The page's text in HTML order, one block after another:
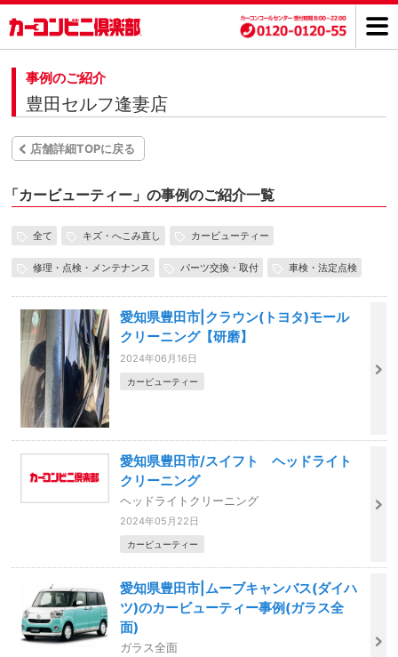
事例のご紹介
豊田セルフ逢妻店
店舗詳細TOPに戻る
「カービューティー」の事例のご紹介一覧
全て キズ・へこみ直し カービューティー
修理・点検・メンテナンス パーツ交換・取付 車検・法定点検
愛知県豊田市|クラウン(トヨタ)モール
クリーニング【研磨】
2024年06月16日
カービューティー
愛知県豊田市/スイフト ヘッドライト
クリーニング
ヘッドライトクリーニング
2024年05月22日
カービューティー
愛知県豊田市|ムーブキャンバス(ダイハ
ツ)のカービューティー事例(ガラス全
面)
ガラス全面